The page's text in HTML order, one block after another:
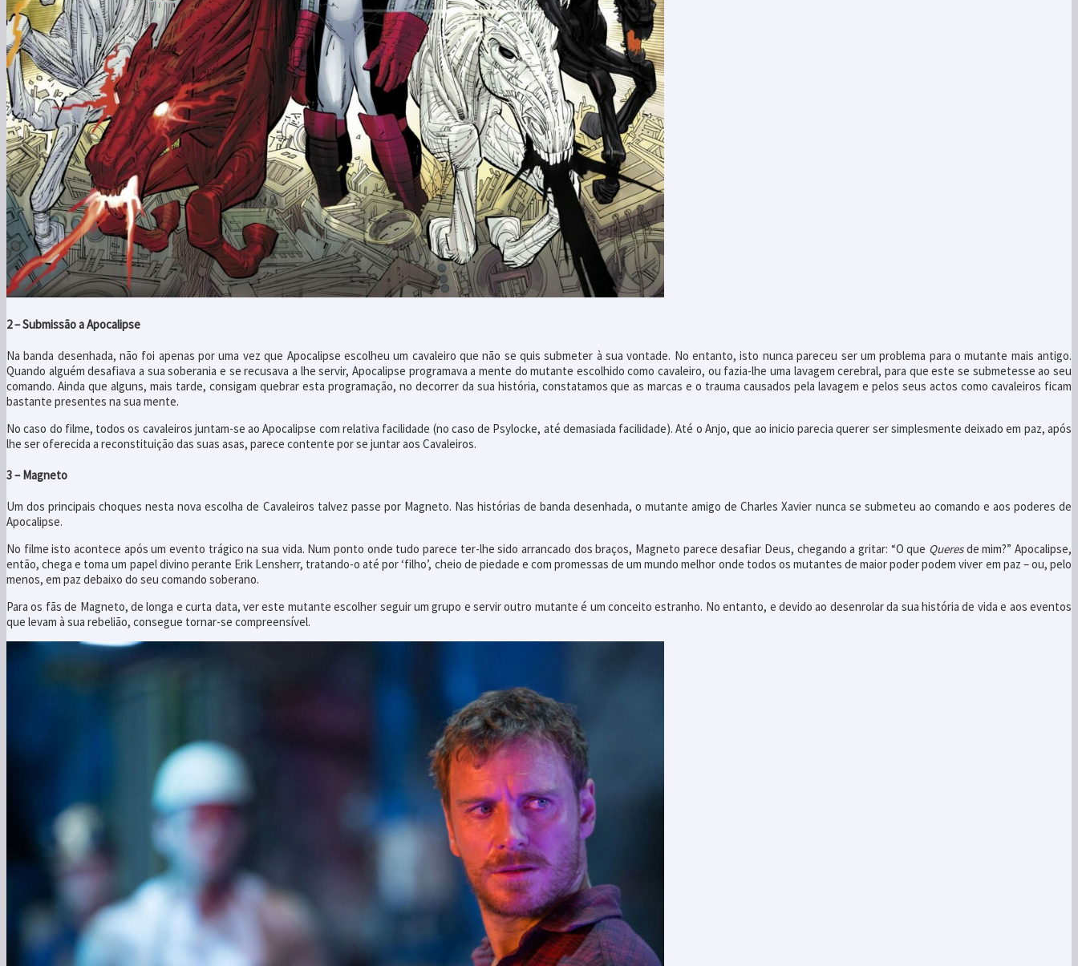
2 – Submissão a Apocalipse
Na banda desenhada, não foi apenas por uma vez que Apocalipse escolheu um cavaleiro que não se quis submeter à sua vontade. No entanto, isto nunca pareceu ser um problema para o mutante mais antigo.
Quando alguém desafiava a sua soberania e se recusava a lhe servir, Apocalipse programava a mente do mutante escolhido como cavaleiro, ou fazia-lhe uma lavagem cerebral, para que este se submetesse ao seu
comando. Ainda que alguns, mais tarde, consigam quebrar esta programação, no decorrer da sua história, constatamos que as marcas e o trauma causados pela lavagem e pelos seus actos como cavaleiros ficam
bastante presentes na sua mente.
No caso do filme, todos os cavaleiros juntam-se ao Apocalipse com relativa facilidade (no caso de Psylocke, até demasiada facilidade). Até o Anjo, que ao inicio parecia querer ser simplesmente deixado em paz, após
lhe ser oferecida a reconstituição das suas asas, parece contente por se juntar aos Cavaleiros.
3 – Magneto
Um dos principais choques nesta nova escolha de Cavaleiros talvez passe por Magneto. Nas histórias de banda desenhada, o mutante amigo de Charles Xavier nunca se submeteu ao comando e aos poderes de
Apocalipse.
No filme isto acontece após um evento trágico na sua vida. Num ponto onde tudo parece ter-lhe sido arrancado dos braços, Magneto parece desafiar Deus, chegando a gritar: “O que Queresde mim?” Apocalipse,
então, chega e toma um papel divino perante Erik Lensherr, tratando-o até por ‘filho’, cheio de piedade e com promessas de um mundo melhor onde todos os mutantes de maior poder podem viver em paz – ou, pelo
menos, em paz debaixo do seu comando soberano.
Para os fãs de Magneto, de longa e curta data, ver este mutante escolher seguir um grupo e servir outro mutante é um conceito estranho. No entanto, e devido ao desenrolar da sua história de vida e aos eventos
que levam à sua rebelião, consegue tornar-se compreensível.